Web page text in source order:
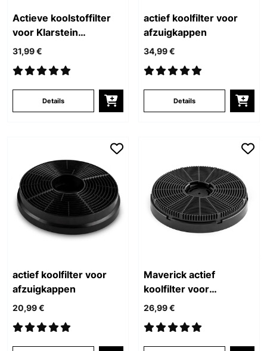
Actieve koolstoffilter
voor Klarstein
dampkappen
31,99 €
Details
actief koolfilter voor
afzuigkappen
34,99 €
Details
actief koolfilter voor
afzuigkappen
20,99 €
Maverick actief
koolfilter voor
afzuigkappen
26,99 €